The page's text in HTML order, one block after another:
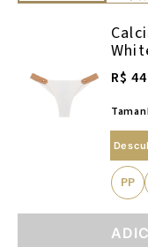
R$
PP